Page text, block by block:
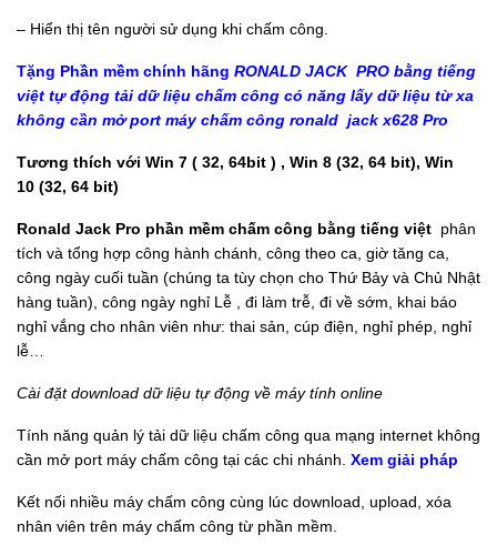
– Hiển thị tên người sử dụng khi chấm công.
Tặng Phần mềm chính hãng RONALD JACK PRO bằng tiếng
việt tự động tải dữ liệu chấm công có năng lấy dữ liệu từ xa
không cần mở port máy chấm công ronald jack x628 Pro
Tương thích với Win 7 ( 32, 64bit ) , Win 8 (32, 64 bit), Win
10 (32, 64 bit)
Ronald Jack Pro phần mềm chấm công bằng tiếng việt phân
tích và tổng hợp công hành chánh, công theo ca, giờ tăng ca,
công ngày cuối tuần (chúng ta tùy chọn cho Thứ Bảy và Chủ Nhật
hàng tuần), công ngày nghỉ Lễ , đi làm trễ, đi về sớm, khai báo
nghỉ vắng cho nhân viên như: thai sản, cúp điện, nghỉ phép, nghỉ
lễ…
Cài đặt download dữ liệu tự động về máy tính online
Tính năng quản lý tải dữ liệu chấm công qua mạng internet không
cần mở port máy chấm công tại các chi nhánh. Xem giải pháp
Kết nối nhiều máy chấm công cùng lúc download, upload, xóa
nhân viên trên máy chấm công từ phần mềm.